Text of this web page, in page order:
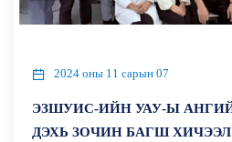
2024 оны 11 сарын 07
ЭЗШУИС-ИЙН УАУ-Ы
ДЭХЬ ЗОЧИН БАГШ